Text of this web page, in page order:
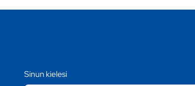
Sinun kielesi